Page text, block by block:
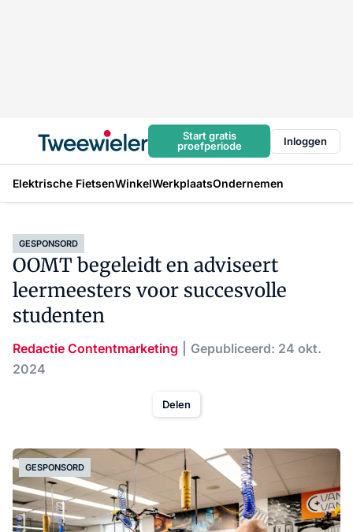
Start gratis
proefperiode
Inloggen
Elektrische FietsenWinkelWerkplaatsOndernemen
GESPONSORD
OOMT begeleidt en adviseert
leermeesters voor succesvolle
studenten
Redactie Contentmarketing
Gepubliceerd: 24 okt.
2024
Delen
GESPONSORD